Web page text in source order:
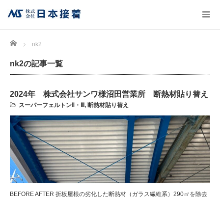
Home nk2
nk2の記事一覧
2024年 株式会社サンワ様沼田営業所 断熱材貼り替え
スーパーフェルトンⅡ・Ⅲ , 断熱材貼り替え
BEFORE AFTER 折板屋根の劣化した断熱材（ガラス繊維系）290㎡を除去